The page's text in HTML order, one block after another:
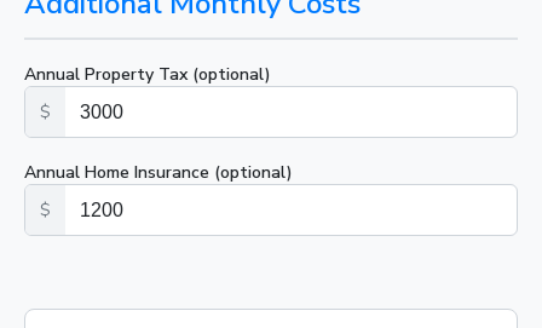
Annual Property Tax (optional)
$
Annual Home Insurance (optional)
$